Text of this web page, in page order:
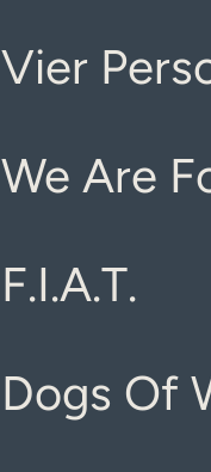
Vier
We Are
F.I.A.T.
Dogs Of